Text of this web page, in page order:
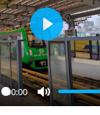
00:00
Mute
Play